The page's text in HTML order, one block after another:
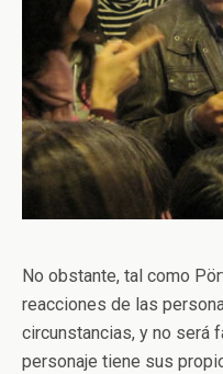
No obstante, tal como
reacciones de las
circunstancias, y no será
personaje tiene sus